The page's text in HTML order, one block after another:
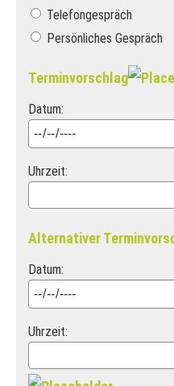
Telefongespräch
Persönliches Gespräch
Terminvorschlag
Datum:
Uhrzeit:
Alternativer
Datum:
Uhrzeit: